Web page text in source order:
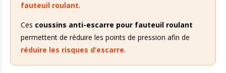
fauteuil roulant.
Ces coussins anti-escarre pour fauteuil roulant
permettent de réduire les points de pression afin de
réduire les risques d’escarre.